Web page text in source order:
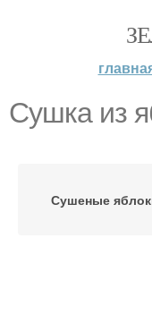
Сушка из
Сушеные